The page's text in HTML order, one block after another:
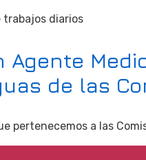
trabajos diarios
Agente
de las
pertenecemos a las